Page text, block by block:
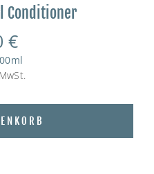
Conditioner
€
ml